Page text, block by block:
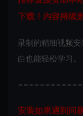
下载！内容持续
录制的精细视频
白也能轻松学习。
安装如果遇到问